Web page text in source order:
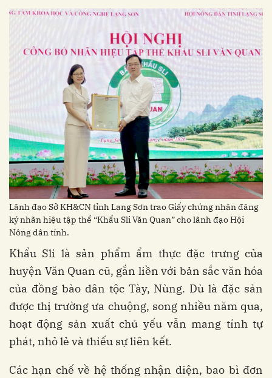
Lãnh đạo Sở KH&CN tỉnh Lạng Sơn trao Giấy chứng nhận đăng
ký nhãn hiệu tập thể “Khẩu Sli Văn Quan” cho lãnh đạo Hội
Nông dân tỉnh.
Khẩu Sli là sản phẩm ẩm thực đặc trưng của
huyện Văn Quan cũ, gắn liền với bản sắc văn hóa
của đồng bào dân tộc Tày, Nùng. Dù là đặc sản
được thị trường ưa chuộng, song nhiều năm qua,
hoạt động sản xuất chủ yếu vẫn mang tính tự
phát, nhỏ lẻ và thiếu sự liên kết.
Các hạn chế về hệ thống nhận diện, bao bì đơn